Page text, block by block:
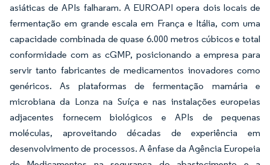
asiáticas de APIs falharam. A EUROAPI opera dois locais de
fermentação em grande escala em França e Itália, com uma
capacidade combinada de quase 6.000 metros cúbicos e total
conformidade com as cGMP, posicionando a empresa para
servir tanto fabricantes de medicamentos inovadores como
genéricos. As plataformas de fermentação mamária e
microbiana da Lonza na Suíça e nas instalações europeias
adjacentes fornecem biológicos e APIs de pequenas
moléculas, aproveitando décadas de experiência em
desenvolvimento de processos. A ênfase da Agência Europeia